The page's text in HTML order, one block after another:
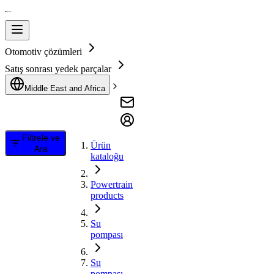
Otomotiv çözümleri
Satış sonrası yedek parçalar
Middle East and Africa
Filtrele ve
Ara
Ürün
kataloğu
Powertrain
products
Su
pompası
Su